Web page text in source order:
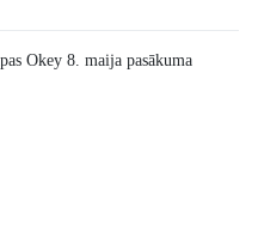
Okey 8. maija pasākuma